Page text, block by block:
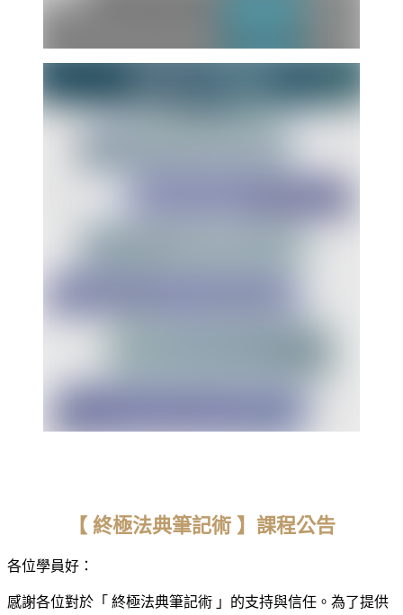
【 終極法典筆記術 】課程公告
各位學員好：
感謝各位對於「 終極法典筆記術 」的支持與信任。為了提供